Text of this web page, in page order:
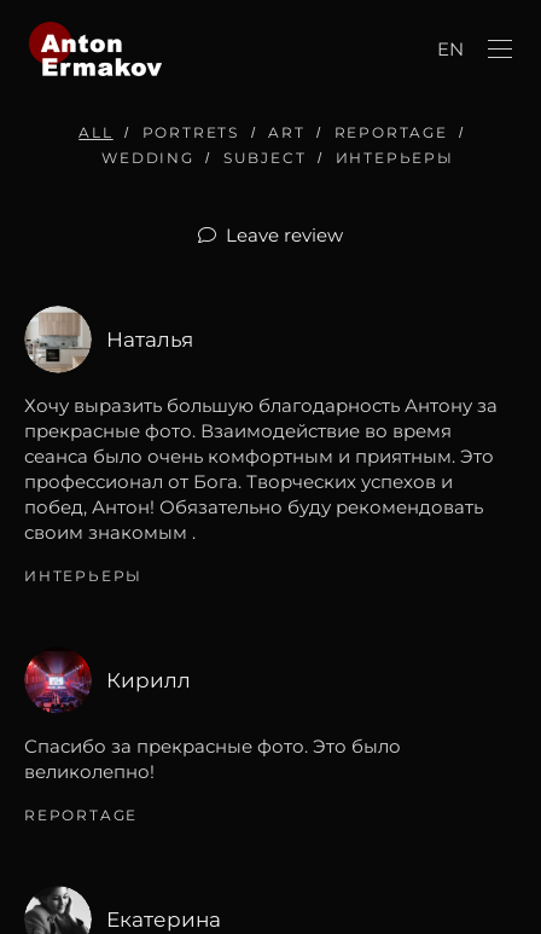
EN
ALL PORTRETS ART
REPORTAGE
WEDDING
SUBJECT ИНТЕРЬЕРЫ
Leave review
Наталья
Хочу выразить большую благодарность Антону за
прекрасные фото. Взаимодействие во время
сеанса было очень комфортным и приятным. Это
профессионал от Бога. Творческих успехов и
побед, Антон! Обязательно буду рекомендовать
своим знакомым .
ИНТЕРЬЕРЫ
Кирилл
Спасибо за прекрасные фото. Это было
великолепно!
REPORTAGE
Екатерина